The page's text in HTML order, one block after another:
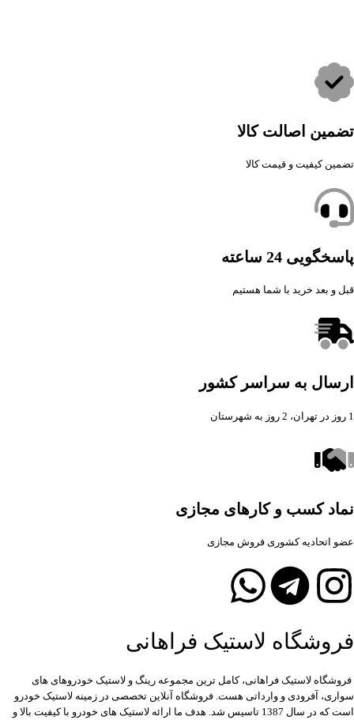
تضمین اصالت کالا
تضمین کیفیت و قیمت کالا
پاسخگویی 24 ساعته
قبل و بعد خرید با شما هستیم
ارسال به سراسر کشور
1 روز در تهران، 2 روز به شهرستان
نماد کسب و کارهای مجازی
عضو اتحادیه کشوری فروش مجازی
فروشگاه لاستیک فراهانی
فروشگاه لاستیک فراهانی، کامل ترین مجموعه رینگ و لاستیک خودروهای های
سواری، آفرودی و وارداتی هست. فروشگاه آنلاین تخصصی در زمینه لاستیک خودرو
است که در سال 1387 تاسیس شد. هدف ما ارائه لاستیک های خودرو با کیفیت بالا و